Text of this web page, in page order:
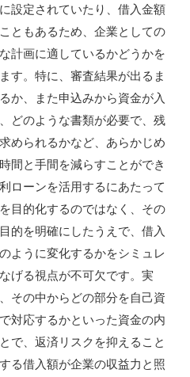
設定されていたり、借入金額
ともあるため、企業としての
計画に適しているかどうかを
す。特に、審査結果が出るま
か、また申込みから資金が入
どのような書類が必要で、残
められるかなど、あらかじめ
間と手間を減らすことができ
ローンを活用するにあたって
目的化するのではなく、その
的を明確にしたうえで、借入
ように変化するかをシミュレ
げる視点が不可欠です。実
その中からどの部分を自己資
対応するかといった資金の内
で、返済リスクを抑えること
る借入額が企業の収益力と照